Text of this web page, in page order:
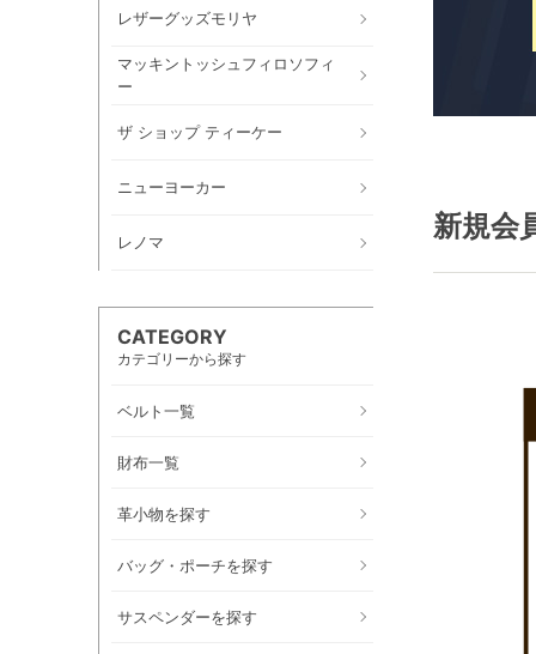
レザーグッズモリヤ
マッキントッシュフィロソフィ
ー
ザ ショップ ティーケー
ニューヨーカー
レノマ
CATEGORY
カテゴリーから探す
ベルト一覧
財布一覧
革小物を探す
バッグ・ポーチを探す
サスペンダーを探す
新規会